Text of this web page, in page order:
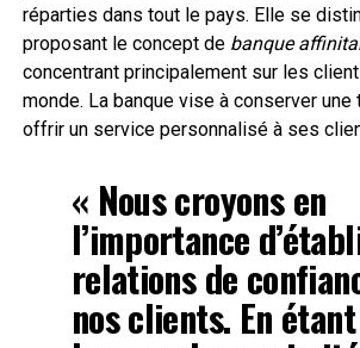
réparties dans tout le pays. Elle se
proposant le concept de banque
concentrant principalement sur les
monde. La banque vise à conserver une
offrir un service personnalisé à ses
« Nous croyons en
l’importance
relations de
nos clients. En